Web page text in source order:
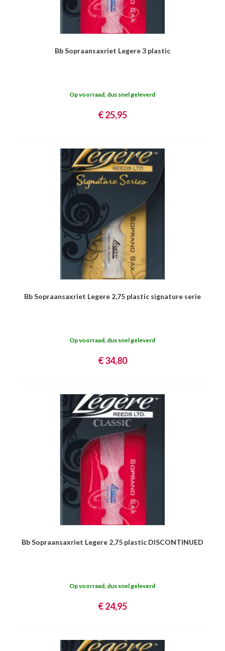
Bb Sopraansaxriet Legere 3 plastic
Op voorraad, dus snel geleverd
€ 25,95
Bb Sopraansaxriet Legere 2,75 plastic signature serie
Op voorraad, dus snel geleverd
€ 34,80
Bb Sopraansaxriet Legere 2,75 plastic DISCONTINUED
Op voorraad, dus snel geleverd
€ 24,95